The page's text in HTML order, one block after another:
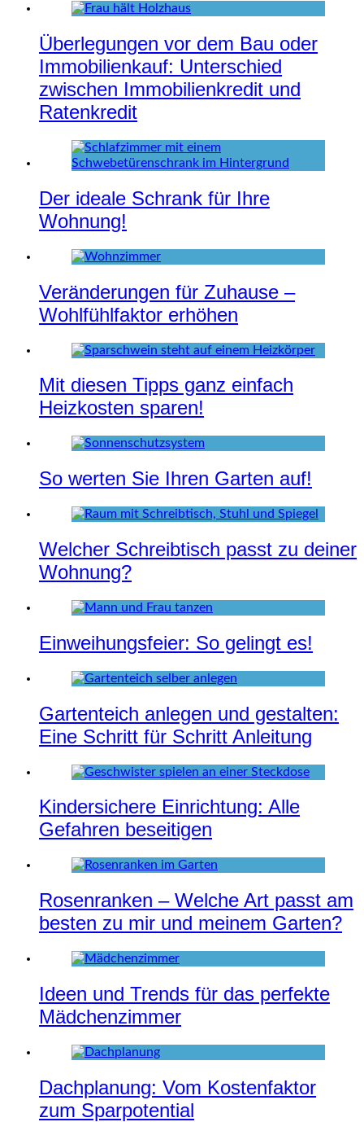
Überlegungen vor dem Bau oder
Immobilienkauf: Unterschied
zwischen Immobilienkredit und
Ratenkredit
Der ideale Schrank für Ihre
Wohnung!
Veränderungen für Zuhause –
Wohlfühlfaktor erhöhen
Mit diesen Tipps ganz einfach
Heizkosten sparen!
So werten Sie Ihren Garten auf!
Welcher Schreibtisch passt zu deiner
Wohnung?
Einweihungsfeier: So gelingt es!
Gartenteich anlegen und gestalten:
Eine Schritt für Schritt Anleitung
Kindersichere Einrichtung: Alle
Gefahren beseitigen
Rosenranken – Welche Art passt am
besten zu mir und meinem Garten?
Ideen und Trends für das perfekte
Mädchenzimmer
Dachplanung: Vom Kostenfaktor
zum Sparpotential